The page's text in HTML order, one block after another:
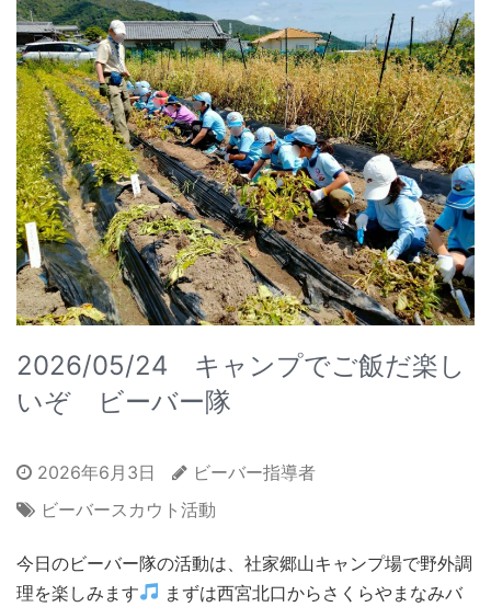
2026/05/24 キャンプでご飯だ楽し
いぞ ビーバー隊
2026年6月3日
ビーバー指導者
ビーバースカウト活動
今日のビーバー隊の活動は、社家郷山キャンプ場で野外調
理を楽しみます
まずは西宮北口からさくらやまなみバ